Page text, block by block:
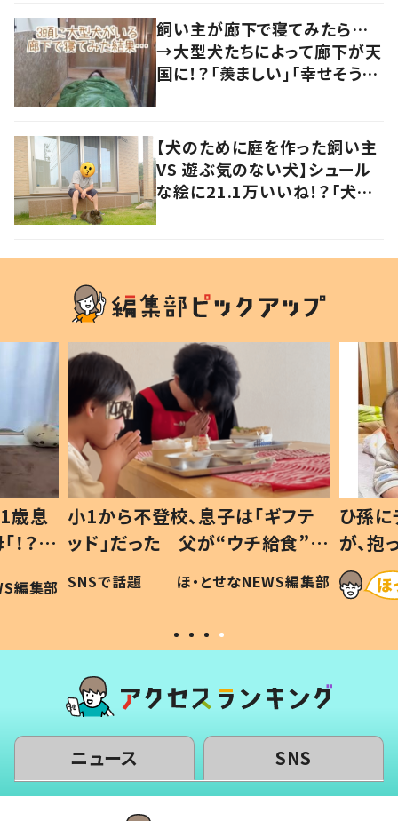
飼い主が廊下で寝てみたら…
→大型犬たちによって廊下が天
国に！？「羨ましい」「幸せそう」
【犬のために庭を作った飼い主
VS 遊ぶ気のない犬】シュール
な絵に21.1万いいね！？「犬の
歳息
？」
編集部
小1から不登校、息子は「ギフテ
ッド」だった 父が“ウチ給食”を
作り続ける理由とは #令和の親
#令和の子
SNSで話題 ほ・とせなNEWS編集部
ひ孫
が、
「涙が
い」
ニュース SNS